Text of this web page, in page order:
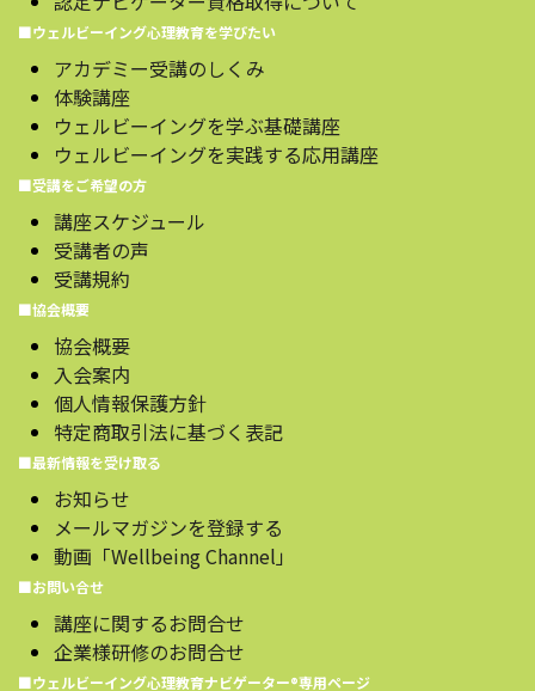
■ウェルビーイング心理教育を学びたい
アカデミー受講のしくみ
体験講座
ウェルビーイングを学ぶ基礎講座
ウェルビーイングを実践する応用講座
■受講をご希望の方
講座スケジュール
受講者の声
受講規約
■協会概要
協会概要
入会案内
個人情報保護方針
特定商取引法に基づく表記
■最新情報を受け取る
お知らせ
メールマガジンを登録する
動画「Wellbeing Channel」
■お問い合せ
講座に関するお問合せ
企業様研修のお問合せ
■ウェルビーイング心理教育ナビゲーター®️専用ページ